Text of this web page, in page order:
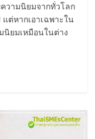
วามนิยมจากทั่วโลก
ต่หากเอาเฉพาะใน
นิยมเหมือนในต่าง